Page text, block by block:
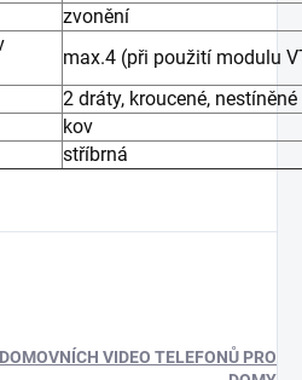
zvonění
max.4 (při použití modulu
2 dráty, kroucené, nestíněné
kov
stříbrná
VIDEO TELEFONŮ PRO